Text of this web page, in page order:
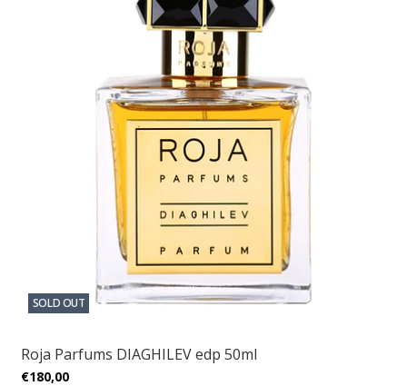
SOLD OUT
Roja Parfums DIAGHILEV edp 50ml
€180,00